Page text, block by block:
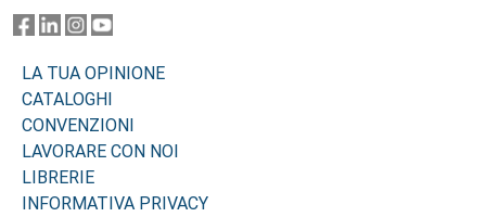
LA TUA OPINIONE
CATALOGHI
CONVENZIONI
LAVORARE CON NOI
LIBRERIE
INFORMATIVA PRIVACY